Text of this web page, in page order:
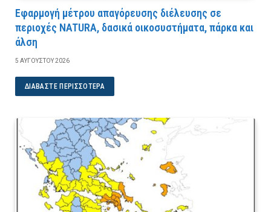
Εφαρμογή μέτρου απαγόρευσης διέλευσης σε
περιοχές NATURA, δασικά οικοσυστήματα, πάρκα και
άλση
5 ΑΥΓΟΎΣΤΟΥ 2026
ΔΙΑΒΆΣΤΕ ΠΕΡΙΣΣΌΤΕΡΑ